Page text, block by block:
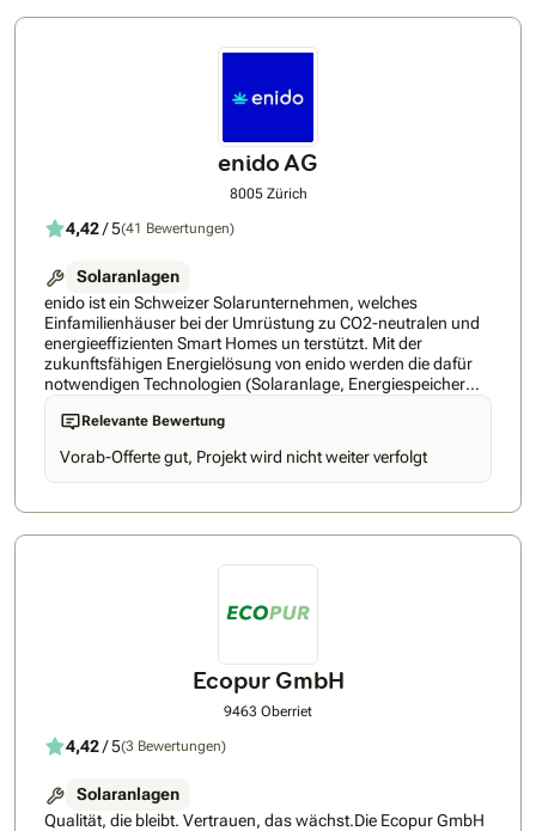
wirtschaftliche Energielösungen setzen.
enido AG
8005 Zürich
4,42/ 5(41 Bewertungen)
Solaranlagen
enido ist ein Schweizer Solarunternehmen, welches
Einfamilienhäuser bei der Umrüstung zu CO2-neutralen und
energieeffizienten Smart Homes un terstützt. Mit der
zukunftsfähigen Energielösung von enido werden die dafür
notwendigen Technologien (Solaranlage, Energiespeicher
und Ladeinfrastruktur) aus einer Hand angeboten und mit
einem intelligenten Energiemanagementsystem verknüpft.
Der enido Energiemanager verknüpft die grossen
Stromverbraucher im Haus mit der Solaranlage und stellt
dadurch die intelligente Optimierung des Eigenverbrauchs
Relevante Bewertung
Vorab-Offerte gut, Projekt wird nicht weiter verfolgt
Ecopur GmbH
9463 Oberriet
4,42/ 5(3 Bewertungen)
Solaranlagen
Qualität, die bleibt. Vertrauen, das wächst.Die Ecopur GmbH